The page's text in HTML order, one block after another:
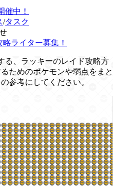
催中！
/タスク
ライター募集！
る、ラッキーのレイド攻略方
ためのポケモンや弱点をまと
参考にしてください。